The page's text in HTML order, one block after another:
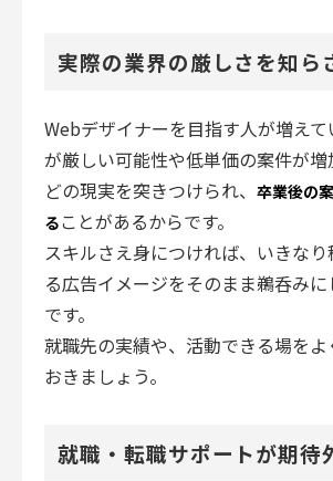
実際の業界の厳しさを知ら
Webデザイナーを目指す人が増え
が厳しい可能性や低単価の案件が
どの現実を突きつけられ、 卒業後の
る ことがあるからです。
スキルさえ身につければ、いきな
る広告イメージをそのまま鵜呑み
です。
就職先の実績や、活動できる場を
おきましょう。
就職・転職サポートが期待